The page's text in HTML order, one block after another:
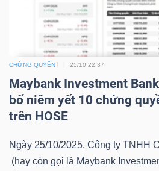
CHỨNG QUYỀN 25/10 22:37
Maybank Investment
bố niêm yết 10 chứng
trên HOSE
Ngày 25/10/2025, Công ty TNHH
(hay còn gọi là Maybank
SECTOR
NĂNG